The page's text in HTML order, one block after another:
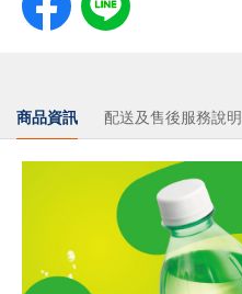
商品資訊 配送及售後服務說明